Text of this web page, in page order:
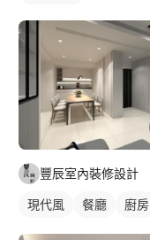
豐辰室內裝修設計
現代風 餐廳 廚房